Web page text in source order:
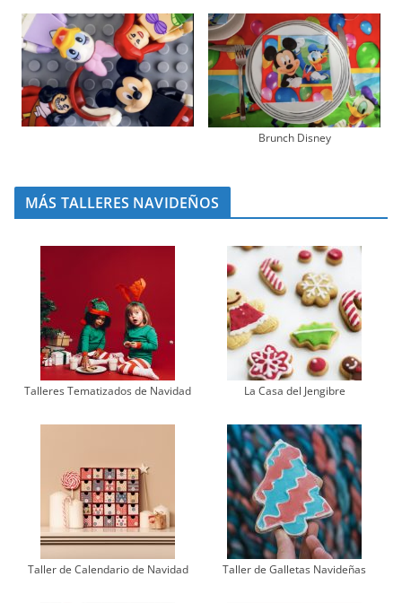
Brunch Disney
MÁS TALLERES NAVIDEÑOS
Talleres Tematizados de Navidad La Casa del Jengibre
Taller de Calendario de Navidad Taller de Galletas Navideñas